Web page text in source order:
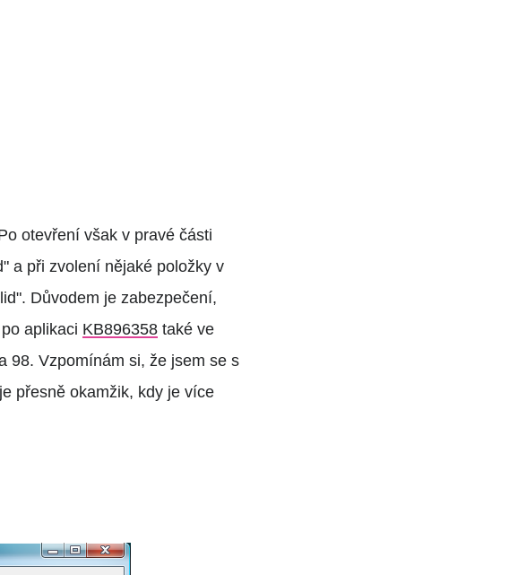
otevření však v pravé části
a při zvolení nějaké položky v
Důvodem je zabezpečení,
aplikaci KB896358 také ve
98. Vzpomínám si, že jsem se s
přesně okamžik, kdy je více